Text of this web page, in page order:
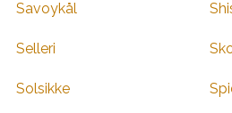
Savoykål
Selleri
Solsikke